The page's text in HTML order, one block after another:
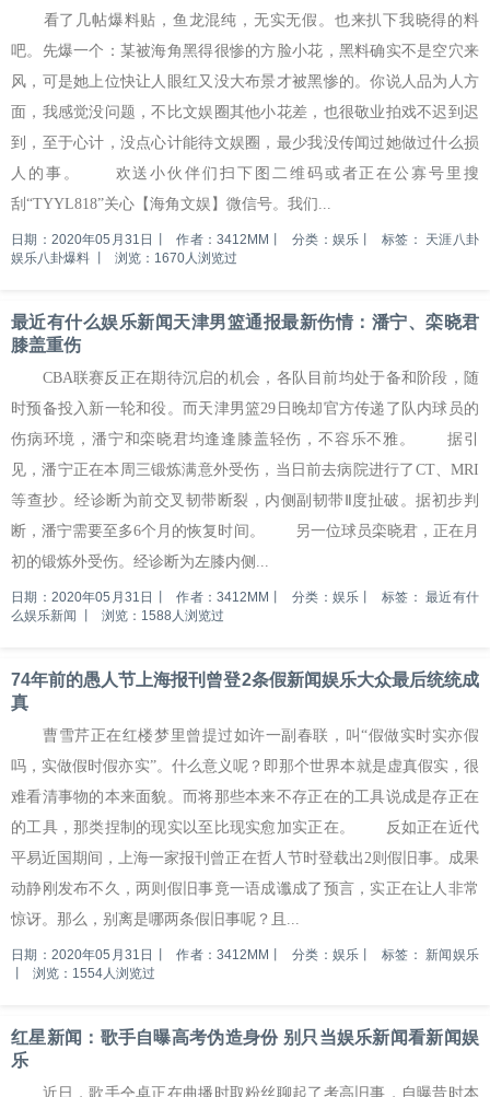
看了几帖爆料贴，鱼龙混纯，无实无假。也来扒下我晓得的料
吧。先爆一个：某被海角黑得很惨的方脸小花，黑料确实不是空穴来
风，可是她上位快让人眼红又没大布景才被黑惨的。你说人品为人方
面，我感觉没问题，不比文娱圈其他小花差，也很敬业拍戏不迟到迟
到，至于心计，没点心计能待文娱圈，最少我没传闻过她做过什么损
人的事。 欢送小伙伴们扫下图二维码或者正在公寡号里搜
刮“TYYL818”关心【海角文娱】微信号。我们...
日期：2020年05月31日 作者：3412MM 分类：娱乐 标签： 天涯八卦
娱乐八卦爆料
浏览：1670人浏览过
最近有什么娱乐新闻天津男篮通报最新伤情：潘宁、栾晓君
膝盖重伤
CBA联赛反正在期待沉启的机会，各队目前均处于备和阶段，随
时预备投入新一轮和役。而天津男篮29日晚却官方传递了队内球员的
伤病环境，潘宁和栾晓君均逢逢膝盖轻伤，不容乐不雅。 据引
见，潘宁正在本周三锻炼满意外受伤，当日前去病院进行了CT、MRI
等查抄。经诊断为前交叉韧带断裂，内侧副韧带Ⅱ度扯破。据初步判
断，潘宁需要至多6个月的恢复时间。 另一位球员栾晓君，正在月
初的锻炼外受伤。经诊断为左膝内侧...
日期：2020年05月31日 作者：3412MM 分类：娱乐 标签：最近有什
么娱乐新闻
浏览：1588人浏览过
74年前的愚人节上海报刊曾登2条假新闻娱乐大众最后统统成
真
曹雪芹正在红楼梦里曾提过如许一副春联，叫“假做实时实亦假
吗，实做假时假亦实”。什么意义呢？即那个世界本就是虚真假实，很
难看清事物的本来面貌。而将那些本来不存正在的工具说成是存正在
的工具，那类捏制的现实以至比现实愈加实正在。 反如正在近代
平易近国期间，上海一家报刊曾正在哲人节时登载出2则假旧事。成果
动静刚发布不久，两则假旧事竟一语成谶成了预言，实正在让人非常
惊讶。那么，别离是哪两条假旧事呢？且...
日期：2020年05月31日 作者：3412MM 分类：娱乐 标签： 新闻娱乐
浏览：1554人浏览过
红星新闻：歌手自曝高考伪造身份 别只当娱乐新闻看新闻娱
乐
近日，歌手仝卓正在曲播时取粉丝聊起了考高旧事，自曝昔时本